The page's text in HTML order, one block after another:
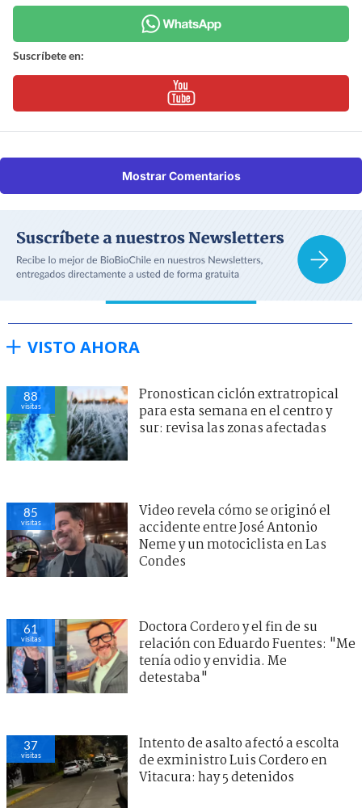
Suscríbete en:
Mostrar Comentarios
VISTO AHORA
88
visitas
Pronostican ciclón extratropical
para esta semana en el centro y
sur: revisa las zonas afectadas
85
visitas
Video revela cómo se originó el
accidente entre José Antonio
Neme y un motociclista en Las
Condes
61
visitas
Doctora Cordero y el fin de su
relación con Eduardo Fuentes: "Me
tenía odio y envidia. Me
detestaba"
37
visitas
Intento de asalto afectó a escolta
de exministro Luis Cordero en
Vitacura: hay 5 detenidos